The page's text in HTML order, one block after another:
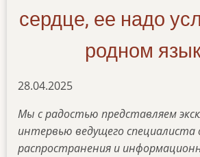
сердце, ее надо
родном
28.04.2025
Мы с радостью представляем
интервью ведущего специалиста
распространения и